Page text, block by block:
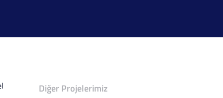
Diğer Projelerimiz